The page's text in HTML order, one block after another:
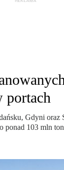
portach
Gdyni oraz
ponad 103 mln